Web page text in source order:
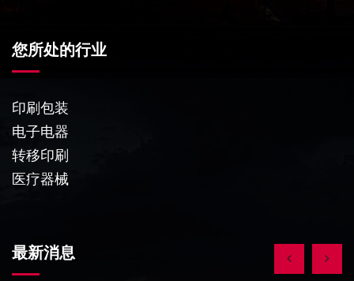
您所处的行业
印刷包装
电子电器
转移印刷
医疗器械
最新消息